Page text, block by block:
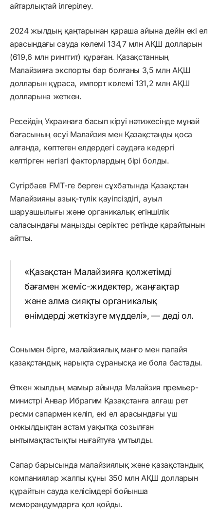
айтарлықтай ілгерілеу.
2024 жылдың қаңтарынан қараша айына дейін екі ел
арасындағы сауда көлемі 134,7 млн АҚШ долларын
(619,6 млн ринггит) құраған. Қазақстанның
Малайзияға экспорты бар болғаны 3,5 млн АҚШ
долларын құраса, импорт көлемі 131,2 млн АҚШ
долларына жеткен.
Ресейдің Украинаға басып кіруі нәтижесінде мұнай
бағасының өсуі Малайзия мен Қазақстанды қоса
алғанда, көптеген елдердегі саудаға кедергі
келтірген негізгі факторлардың бірі болды.
Сүгірбаев FMT-ге берген сұхбатында Қазақстан
Малайзияны азық-түлік қауіпсіздігі, ауыл
шаруашылығы және органикалық егіншілік
саласындағы маңызды серіктес ретінде қарайтынын
айтты.
«Қазақстан Малайзияға қолжетімді
бағамен жеміс-жидектер, жаңғақтар
және алма сияқты органикалық
өнімдерді жеткізуге мүдделі», — деді ол.
Сонымен бірге, малайзиялық манго мен папайя
қазақстандық нарықта сұранысқа ие бола бастады.
Өткен жылдың мамыр айында Малайзия премьер-
министрі Анвар Ибрагим Қазақстанға алғаш рет
ресми сапармен келіп, екі ел арасындағы үш
онжылдықтан астам уақытқа созылған
ынтымақтастықты нығайтуға ұмтылды.
Сапар барысында малайзиялық және қазақстандық
компаниялар жалпы құны 350 млн АҚШ долларын
құрайтын сауда келісімдері бойынша
меморандумдарға қол қойды.